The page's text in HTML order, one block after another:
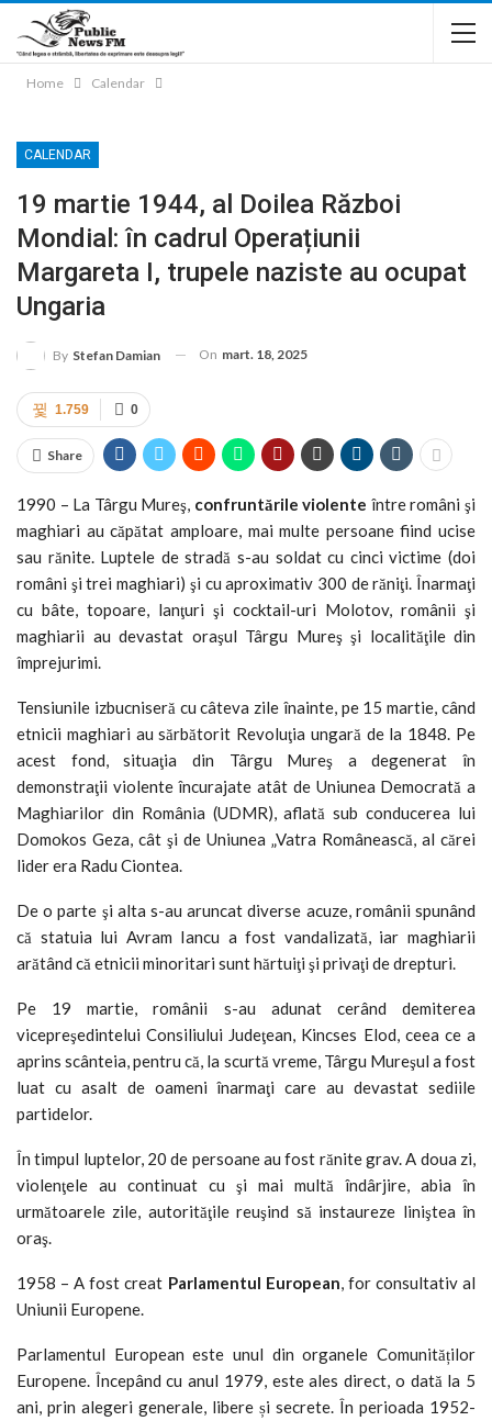
Home Calendar
CALENDAR
19 martie 1944, al Doilea Război
Mondial: în cadrul Operațiunii
Margareta I, trupele naziste au ocupat
Ungaria
By Stefan Damian On mart. 18, 2025
0
1.759
Share
1990 – La Târgu Mureş, confruntările violente între români şi
maghiari au căpătat amploare, mai multe persoane fiind ucise
sau rănite. Luptele de stradă s-au soldat cu cinci victime (doi
români şi trei maghiari) şi cu aproximativ 300 de răniţi. Înarmaţi
cu bâte, topoare, lanţuri şi cocktail-uri Molotov, românii şi
maghiarii au devastat oraşul Târgu Mureş şi localităţile din
împrejurimi.
Tensiunile izbucniseră cu câteva zile înainte, pe 15 martie, când
etnicii maghiari au sărbătorit Revoluţia ungară de la 1848. Pe
acest fond, situaţia din Târgu Mureş a degenerat în
demonstraţii violente încurajate atât de Uniunea Democrată a
Maghiarilor din România (UDMR), aflată sub conducerea lui
Domokos Geza, cât şi de Uniunea „Vatra Românească, al cărei
lider era Radu Ciontea.
De o parte şi alta s-au aruncat diverse acuze, românii spunând
că statuia lui Avram Iancu a fost vandalizată, iar maghiarii
arătând că etnicii minoritari sunt hărtuiţi şi privaţi de drepturi.
Pe 19 martie, românii s-au adunat cerând demiterea
vicepreşedintelui Consiliului Judeţean, Kincses Elod, ceea ce a
aprins scânteia, pentru că, la scurtă vreme, Târgu Mureşul a fost
luat cu asalt de oameni înarmaţi care au devastat sediile
partidelor.
În timpul luptelor, 20 de persoane au fost rănite grav. A doua zi,
violenţele au continuat cu şi mai multă îndârjire, abia în
următoarele zile, autorităţile reuşind să instaureze liniştea în
oraş.
1958 – A fost creat Parlamentul European, for consultativ al
Uniunii Europene.
Parlamentul European este unul din organele Comunităților
Europene. Începând cu anul 1979, este ales direct, o dată la 5
ani, prin alegeri generale, libere și secrete. În perioada 1952-